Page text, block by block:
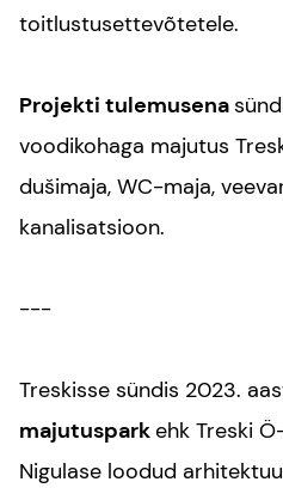
toitlustusettevõtetele.
Projekti tulemusena
voodikohaga majutus
dušimaja, WC-maja,
kanalisatsioon.
---
Treskisse sündis 2023.
majutusparkehk Treski
Nigulase loodud